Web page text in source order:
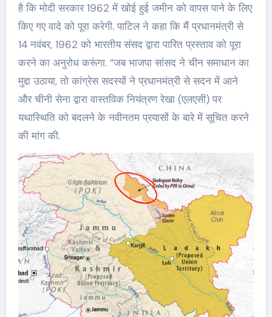
है कि मोदी सरकार 1962 में खोई हुई जमीन को वापस पाने के लिए
किए गए वादे को पूरा करेगी. पाटिल ने कहा कि मैं प्रधानमंत्री से
14 नवंबर, 1962 को भारतीय संसद द्वारा पारित प्रस्ताव को पूरा
करने का अनुरोध करूंगा. “जब भाजपा सांसद ने चीन समाधान का
मुद्दा उठाया, तो कांग्रेस सदस्यों ने प्रधानमंत्री से सदन में आने
और चीनी सेना द्वारा वास्तविक नियंत्रण रेखा (एलएसी) पर
यथास्थिति को बदलने के नवीनतम प्रयासों के बारे में सूचित करने
की मांग की.